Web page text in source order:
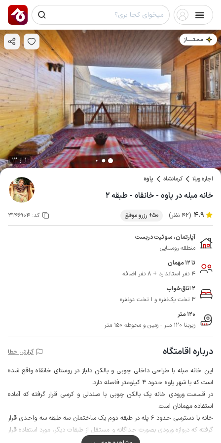
مـمـتــــــاز
1 از 12
اجاره ویلا کرمانشاه پاوه
خانه مبله در پاوه - خانقاه - طبقه ۲
4.9 (42 نظر) 50+ رزرو موفق کد: 3146904
آپارتمان، سوئیت دربست
منطقه روستایی
تا 12 مهمان
4 نفر استاندارد + 8 نفر اضافه
2 اتاق‌خواب
3 تخت یک‌نفره و 1 تخت دونفره
120 متر
زیربنا 120 متر - زمین و محوطه 150 متر
درباره اقامتگاه گزارش خطا
این خانه مبله با طراحی داخلی چوبی و بالکن دلباز در روستای خانقاه واقع شده
است که با شهر پاوه حدود 4 کیلومتر فاصله دارد.
در قسمت ورودی خانه یک بالکن چوبی با صندلی و کرسی قرار گرفته که آماده
استفاده مهمانان است.
خانه با دسترسی حدود 6 پله در طبقه دوم یک ساختمان سه طبقه سه واحدی قرار
گرفته که دروازه ورودی بصورت جداگانه و مستقل از طبقات دیگر، مورد استفاده قرار